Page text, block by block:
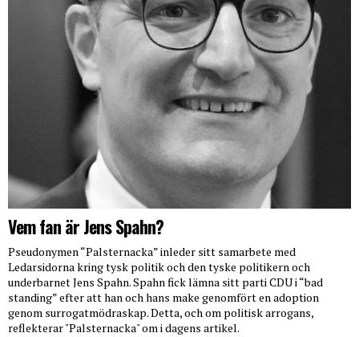
Vem fan är Jens Spahn?
Pseudonymen “Palsternacka” inleder sitt samarbete med
Ledarsidorna kring tysk politik och den tyske politikern och
underbarnet Jens Spahn. Spahn fick lämna sitt parti CDU i “bad
standing” efter att han och hans make genomfört en adoption
genom surrogatmödraskap. Detta, och om politisk arrogans,
reflekterar "Palsternacka" om i dagens artikel.